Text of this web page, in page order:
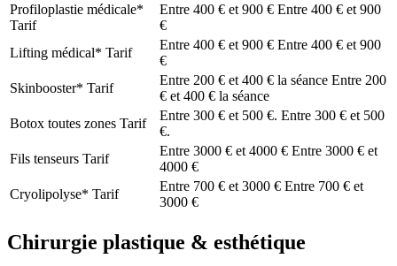
Profiloplastie médicale*
Tarif
Entre 400 € et 900 € Entre 400 € et 900
€
Lifting médical* Tarif
Entre 400 € et 900 € Entre 400 € et 900
€
Skinbooster* Tarif
Entre 200 € et 400 € la séance Entre 200
€ et 400 € la séance
Botox toutes zones Tarif
Entre 300 € et 500 €. Entre 300 € et 500
€.
Fils tenseurs Tarif
Entre 3000 € et 4000 € Entre 3000 € et
4000 €
Cryolipolyse* Tarif
Entre 700 € et 3000 € Entre 700 € et
3000 €
Chirurgie plastique & esthétique